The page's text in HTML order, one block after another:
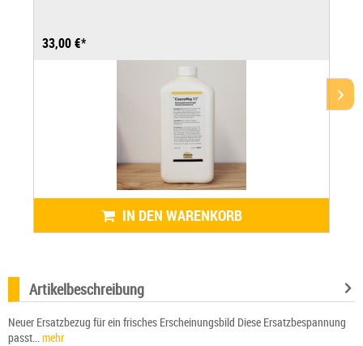
33,00 €*
IN DEN WARENKORB
Artikelbeschreibung
Neuer Ersatzbezug für ein frisches Erscheinungsbild Diese Ersatzbespannung
passt...
mehr